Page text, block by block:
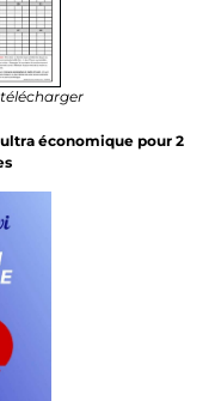
économique pour 2